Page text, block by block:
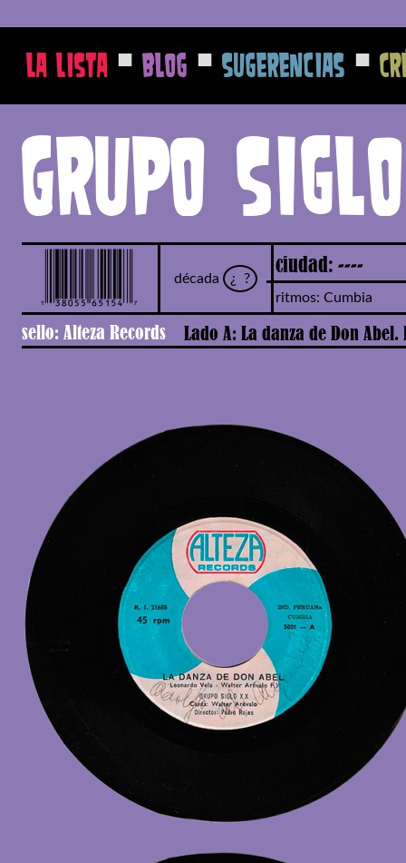
La Lista ■ Blog ■ Sugerencias ■
Grupo
década ¿ ?
ciudad: ----
ritmos: Cumbia
sello: Alteza Records Lado A: La danza de Don